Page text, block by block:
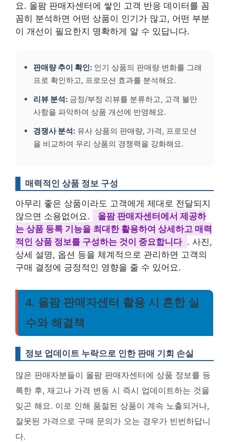
요. 올팜 판매자센터에 쌓인 고객 반응 데이터를 꼼
꼼히 분석하면 어떤 상품이 인기가 많고, 어떤 부분
이 개선이 필요한지 명확하게 알 수 있답니다.
판매량 추이 확인: 인기 상품의 판매량 변화를 그래
프로 확인하고, 프로모션 효과를 분석해요.
리뷰 분석: 긍정/부정 리뷰를 분류하고, 고객 불만
사항을 파악하여 상품 개선에 반영해요.
경쟁사 분석: 유사 상품의 판매량, 가격, 프로모션
을 비교하여 우리 상품의 경쟁력을 강화해요.
매력적인 상품 정보 구성
아무리 좋은 상품이라도 고객에게 제대로 전달되지
않으면 소용없어요.
올팜 판매자센터에서 제공하
는 상품 등록 기능을 최대한 활용하여 상세하고 매력
적인 상품 정보를 구성하는 것이 중요합니다 . 사진,
상세 설명, 옵션 등을 체계적으로 관리하면 고객의
구매 결정에 긍정적인 영향을 줄 수 있어요.
4. 올팜 판매자센터 활용 시 흔한 실
수와 해결책
정보 업데이트 누락으로 인한 판매 기회 손실
많은 판매자분들이 올팜 판매자센터에 상품 정보를 등
록한 후, 재고나 가격 변동 시 즉시 업데이트하는 것을
잊곤 해요. 이로 인해 품절된 상품이 계속 노출되거나,
잘못된 가격으로 구매 문의가 오는 경우가 빈번하답니
다.